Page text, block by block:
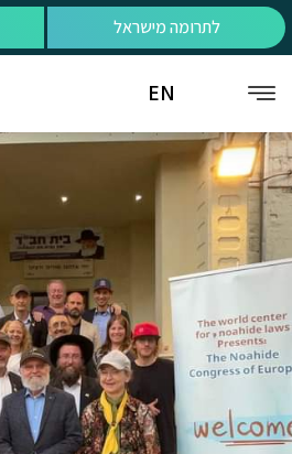
לתרומה מישראל
EN